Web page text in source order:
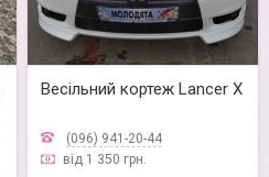
Весільний кортеж Lancer X
(096) 941-20-44
від 1 350 грн.